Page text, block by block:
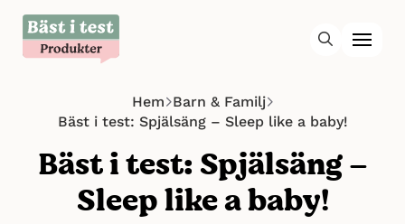
Hem Barn & Familj
Bäst i test: Spjälsäng – Sleep like a baby!
Bäst i test: Spjälsäng –
Sleep like a baby!